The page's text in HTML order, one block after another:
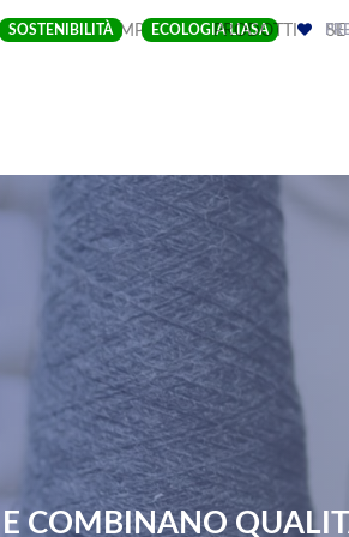
SOSTENIBILITÀ ECOLOGIA LIASA
IMPRESA(CURRENT)
PRODOTTI
COMBINANO